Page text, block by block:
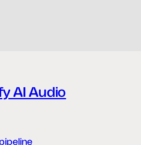
AI Audio